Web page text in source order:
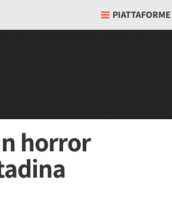
PIATTAFORME
horror